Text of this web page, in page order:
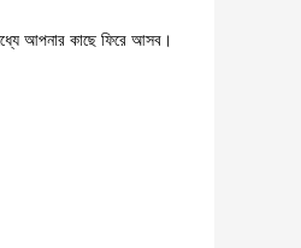
আপনার কাছে ফিরে আসব।